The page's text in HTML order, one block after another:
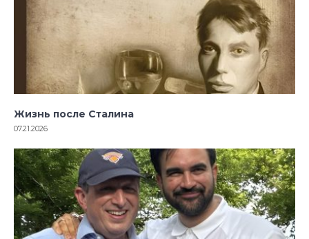
Жизнь после Сталина
07.21.2026